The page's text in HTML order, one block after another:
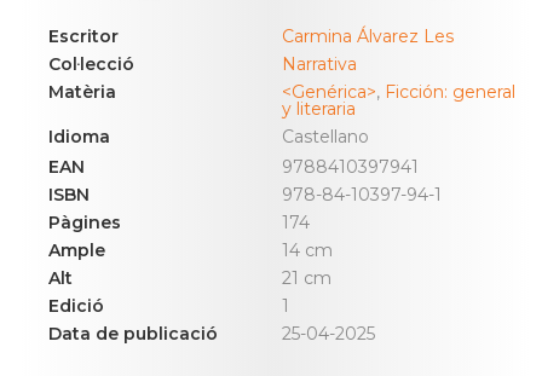
Escritor
Carmina Álvarez Les
Col·lecció
Narrativa
Matèria
<Genérica>, Ficción: general
y literaria
Idioma
Castellano
EAN
9788410397941
ISBN
978-84-10397-94-1
Pàgines
174
Ample
14 cm
Alt
21 cm
Edició
1
Data de publicació
25-04-2025